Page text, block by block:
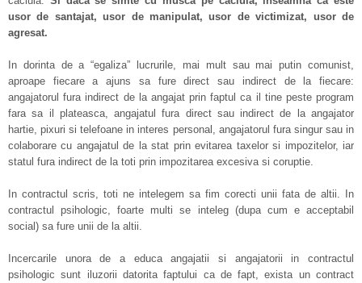
usor de santajat, usor de manipulat, usor de victimizat, usor de
agresat.
In dorinta de a “egaliza” lucrurile, mai mult sau mai putin comunist,
aproape fiecare a ajuns sa fure direct sau indirect de la fiecare:
angajatorul fura indirect de la angajat prin faptul ca il tine peste program
fara sa il plateasca, angajatul fura direct sau indirect de la angajator
hartie, pixuri si telefoane in interes personal, angajatorul fura singur sau in
colaborare cu angajatul de la stat prin evitarea taxelor si impozitelor, iar
statul fura indirect de la toti prin impozitarea excesiva si coruptie.
In contractul scris, toti ne intelegem sa fim corecti unii fata de altii. In
contractul psihologic, foarte multi se inteleg (dupa cum e acceptabil
social) sa fure unii de la altii.
Incercarile unora de a educa angajatii si angajatorii in contractul
psihologic sunt iluzorii datorita faptului ca de fapt, exista un contract